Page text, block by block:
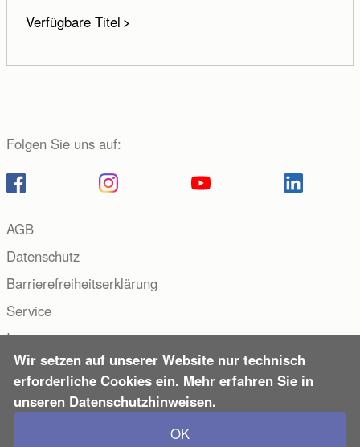
Wir setzen auf unserer Website nur technisch
erforderliche Cookies ein. Mehr erfahren Sie in
unseren Datenschutzhinweisen.
OK
Verfügbare Titel
AGB
Datenschutz
Barrierefreiheitserklärung
Service
Impressum
Copyright © 2000–2026 Hueber Verlag, Deutschland. Alle
Rechte vorbehalten.
Folgen Sie uns auf: